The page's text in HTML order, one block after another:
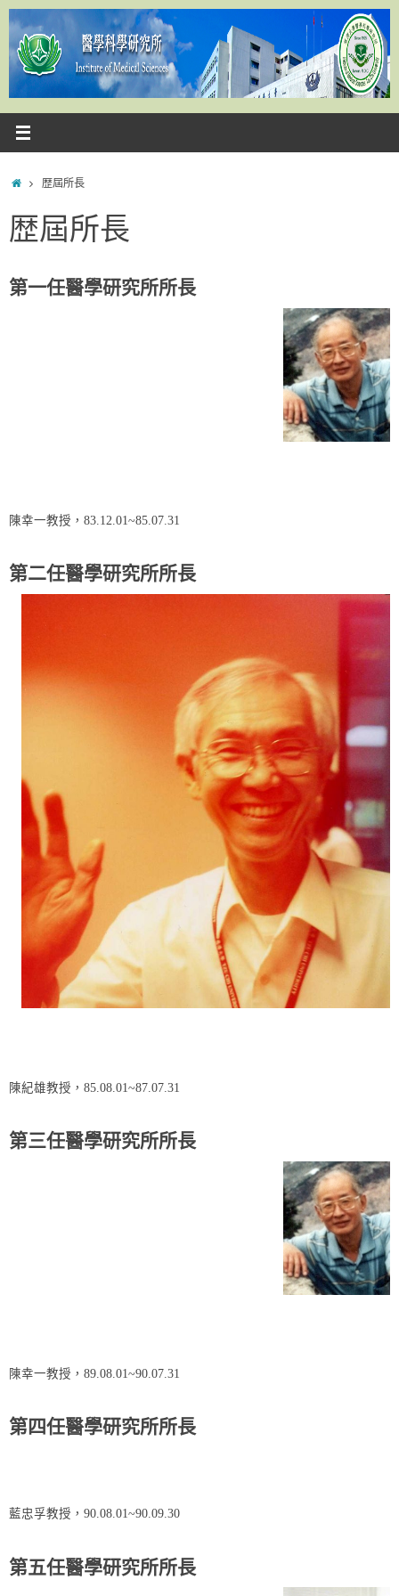
Skip
content
Home歴屆所長
歴屆所長
第一任醫學研究所所長
陳幸一教授，83.12.01~85.07.31
第二任醫學研究所所長
陳紀雄教授，85.08.01~87.07.31
第三任醫學研究所所長
陳幸一教授，89.08.01~90.07.31
第四任醫學研究所所長
藍忠孚教授，90.08.01~90.09.30
第五任醫學研究所所長